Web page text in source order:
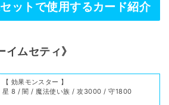
セットで使用するカード紹介
イムセティ》
【 効果モンスター 】
星 8 / 闇 / 魔法使い族 / 攻3000 / 守1800